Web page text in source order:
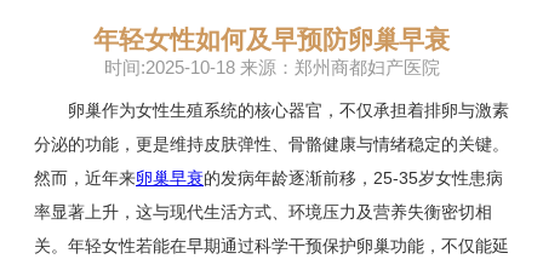
年轻女性如何及早预防卵巢早衰
时间:2025-10-18 来源：郑州商都妇产医院
卵巢作为女性生殖系统的核心器官，不仅承担着排卵与激素
分泌的功能，更是维持皮肤弹性、骨骼健康与情绪稳定的关键。
然而，近年来卵巢早衰的发病年龄逐渐前移，25-35岁女性患病
率显著上升，这与现代生活方式、环境压力及营养失衡密切相
关。年轻女性若能在早期通过科学干预保护卵巢功能，不仅能延